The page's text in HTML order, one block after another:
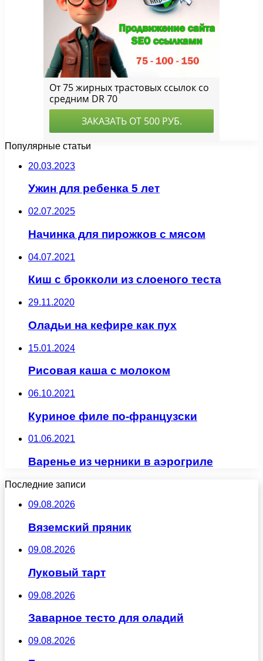
Популярные статьи
20.03.2023
Ужин для ребенка 5 лет
02.07.2025
Начинка для пирожков с мясом
04.07.2021
Киш с брокколи из слоеного теста
29.11.2020
Оладьи на кефире как пух
15.01.2024
Рисовая каша с молоком
06.10.2021
Куриное филе по-французски
01.06.2021
Варенье из черники в аэрогриле
Последние записи
09.08.2026
Вяземский пряник
09.08.2026
Луковый тарт
09.08.2026
Заварное тесто для оладий
09.08.2026